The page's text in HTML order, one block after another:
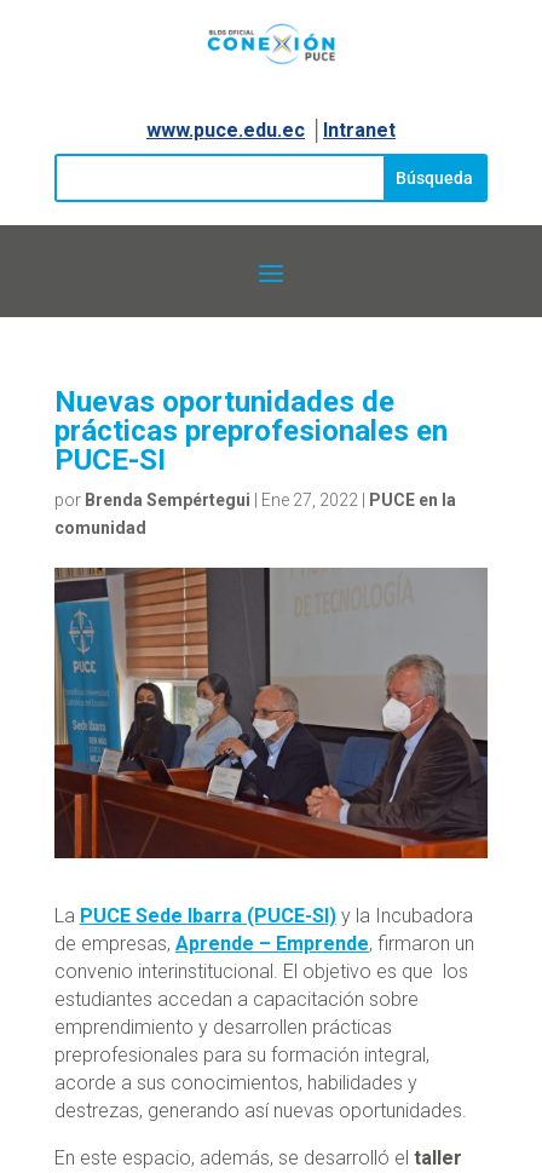
www.puce.edu.ec│ Intranet
Nuevas oportunidades de
prácticas preprofesionales en
PUCE-SI
por Brenda Sempértegui Ene 27, 2022|
PUCE en la
comunidad
La PUCE Sede Ibarra (PUCE-SI)y la Incubadora
de empresas, Aprende – Emprende, firmaron un
convenio interinstitucional. El objetivo es que los
estudiantes accedan a capacitación sobre
emprendimiento y desarrollen prácticas
preprofesionales para su formación integral,
acorde a sus conocimientos, habilidades y
destrezas, generando así nuevas oportunidades.
En este espacio, además, se desarrolló el taller